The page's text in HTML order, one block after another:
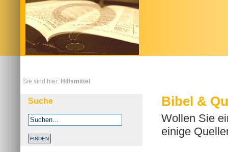
Sie sind hier: Hilfsmittel
Bibel &
Wollen Sie
einige
Suche